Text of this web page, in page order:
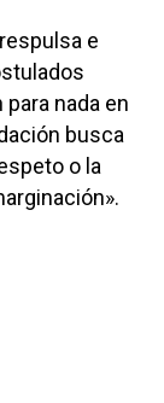
e
nada en
busca
o la